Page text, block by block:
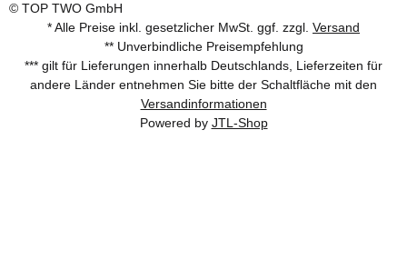
© TOP TWO GmbH
* Alle Preise inkl. gesetzlicher MwSt. ggf. zzgl. Versand
** Unverbindliche Preisempfehlung
*** gilt für Lieferungen innerhalb Deutschlands, Lieferzeiten für
andere Länder entnehmen Sie bitte der Schaltfläche mit den
Versandinformationen
Powered by JTL-Shop